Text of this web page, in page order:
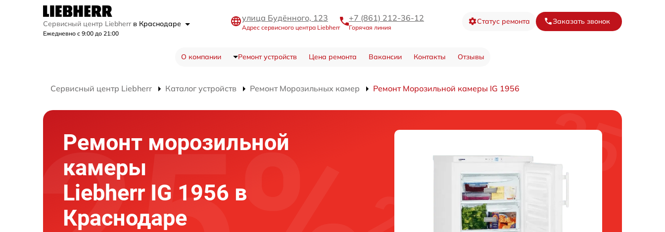
Сервисный центр Liebherr в Краснодаре
Ежедневно с 9:00 до 21:00
улица Будённого, 123
Адрес сервисного центра Liebherr
+7 (861) 212-36-12
Горячая линия
Статус ремонта Заказать звонок
О компании Ремонт устройств Цена ремонта Вакансии Контакты Отзывы
Сервисный центр Liebherr Каталог устройств Ремонт Морозильных камер Ремонт Морозильной камеры IG 1956
Ремонт морозильной
камеры
Liebherr IG 1956 в
Краснодаре